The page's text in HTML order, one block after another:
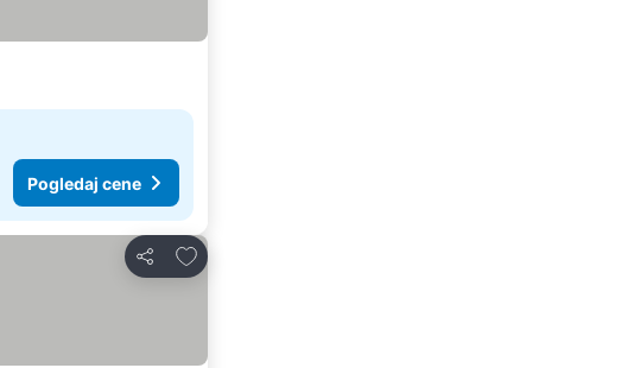
Pogledaj cene
Deli
Dodati u favorite